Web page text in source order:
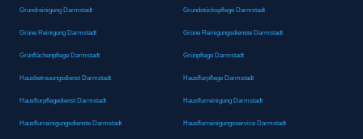
Grundreinigung Darmstadt Grundstückspflege Darmstadt
Grüne Reinigung Darmstadt Grüne Reinigungsdienste Darmstadt
Grünflächenpflege Darmstadt Grünpflege Darmstadt
Hausbetreuungsdienst Darmstadt Hausflurpflege Darmstadt
Hausflurpflegedienst Darmstadt Hausflurreinigung Darmstadt
Hausflurreinigungsdienste Darmstadt Hausflurreinigungsservice Darmstadt